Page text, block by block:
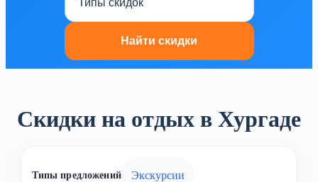
Скидки на отдых в Хургаде
Типы предложений Экскурсии